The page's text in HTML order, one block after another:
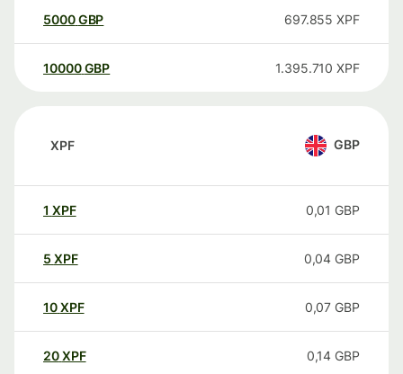
5000GBP 697.855 XPF
10000 GBP 1.395.710 XPF
XPF GBP
1 XPF 0,01 GBP
5 XPF 0,04 GBP
10XPF 0,07 GBP
20XPF 0,14 GBP